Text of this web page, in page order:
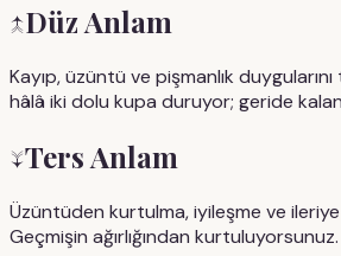
↑Düz Anlam
Kayıp, üzüntü ve pişmanlık
hâlâ iki dolu kupa duruyor; geride
↓Ters Anlam
Üzüntüden kurtulma, iyileşme ve
Geçmişin ağırlığından kurtuluyorsunuz.